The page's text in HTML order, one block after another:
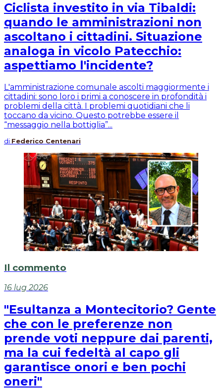
Ciclista investito in via Tibaldi:
quando le amministrazioni non
ascoltano i cittadini. Situazione
analoga in vicolo Patecchio:
aspettiamo l'incidente?
L'amministrazione comunale ascolti maggiormente i
cittadini: sono loro i primi a conoscere in profondità i
problemi della città. I problemi quotidiani che li
toccano da vicino. Questo potrebbe essere il
“messaggio nella bottiglia”...
di Federico Centenari
Il commento
16 lug 2026
"Esultanza a Montecitorio? Gente
che con le preferenze non
prende voti neppure dai parenti,
ma la cui fedeltà al capo gli
garantisce onori e ben pochi
oneri"